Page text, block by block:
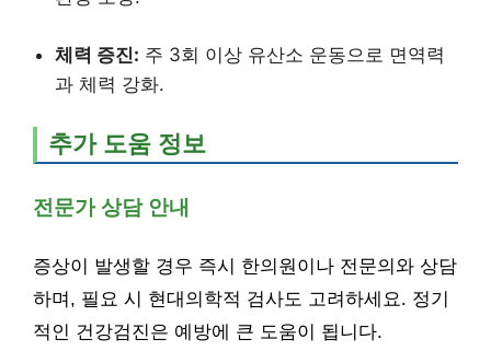
체력 증진: 주 3회 이상 유산소 운동으로 면역력
과 체력 강화.
추가 도움 정보
전문가 상담 안내
증상이 발생할 경우 즉시 한의원이나 전문의와 상담
하며, 필요 시 현대의학적 검사도 고려하세요. 정기
적인 건강검진은 예방에 큰 도움이 됩니다.